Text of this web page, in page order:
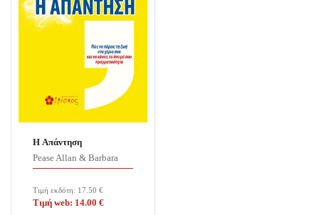
Η Απάντηση
Pease Allan & Barbara
Τιμή εκδότη: 17.50 €
Τιμή web: 14.00 €